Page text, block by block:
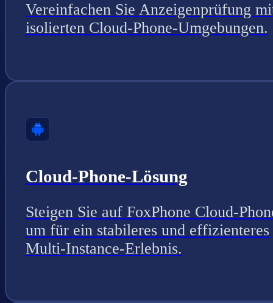
Vereinfachen Sie Anzeigenprüfung
isolierten Cloud-Phone-Umgebungen.
Cloud-Phone-Lösung
Steigen Sie auf FoxPhone Cloud-
um für ein stabileres und effizienteres
Multi-Instance-Erlebnis.